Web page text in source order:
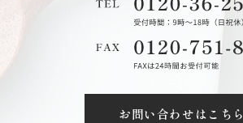
お問い合わせはこちら